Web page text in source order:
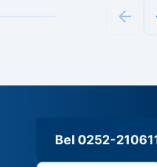
Bel 0252-